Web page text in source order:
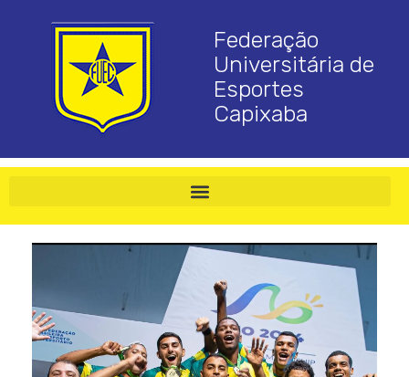
Federação
Universitária de
Esportes
Capixaba